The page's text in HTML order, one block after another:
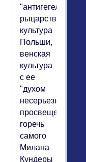
рыцарственная
культура
Польши,
венская
культура
с ее
"духом
несерьезности",
просвещенная
горечь
самого
Милана
Кундеры